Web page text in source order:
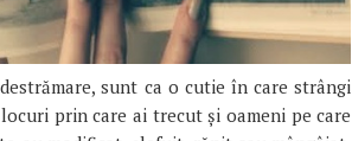
sunt ca o cutie în care strângi
prin care ai trecut și oameni pe care